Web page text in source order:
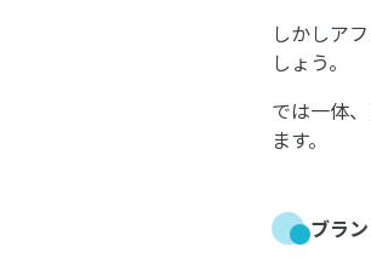
しかしア
しょう。
では一体
ます。
ブラ